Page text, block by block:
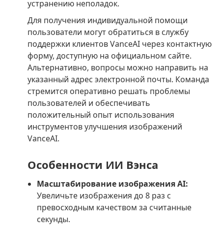
устранению неполадок.
Для получения индивидуальной помощи
пользователи могут обратиться в службу
поддержки клиентов VanceAI через контактную
форму, доступную на официальном сайте.
Альтернативно, вопросы можно направить на
указанный адрес электронной почты. Команда
стремится оперативно решать проблемы
пользователей и обеспечивать
положительный опыт использования
инструментов улучшения изображений
VanceAI.
Особенности ИИ Вэнса
Масштабирование изображения AI:
Увеличьте изображения до 8 раз с
превосходным качеством за считанные
секунды.